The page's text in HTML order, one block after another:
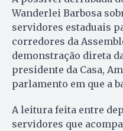
Wanderlei Barbosa
servidores estaduais
corredores da
demonstração direta
presidente da Casa,
parlamento em que a
A leitura feita entre
servidores que